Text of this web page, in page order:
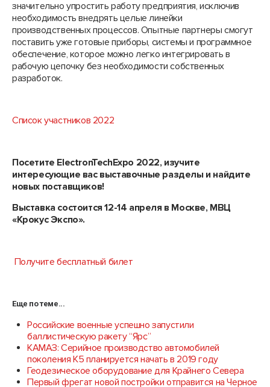
значительно упростить работу предприятия, исключив
необходимость внедрять целые линейки
производственных процессов. Опытные партнеры смогут
поставить уже готовые приборы, системы и программное
обеспечение, которое можно легко интегрировать в
рабочую цепочку без необходимости собственных
разработок.
Список участников 2022
Посетите ElectronTechExpo 2022, изучите
интересующие вас выставочные разделы и найдите
новых поставщиков!
Выставка состоится 12-14 апреля в Москве, МВЦ
«Крокус Экспо».
Получите бесплатный билет
Еще по теме...
Российские военные успешно запустили
баллистическую ракету “Ярс”
КАМАЗ: Серийное производство автомобилей
поколения К5 планируется начать в 2019 году
Геодезическое оборудование для Крайнего Севера
Первый фрегат новой постройки отправится на Черное